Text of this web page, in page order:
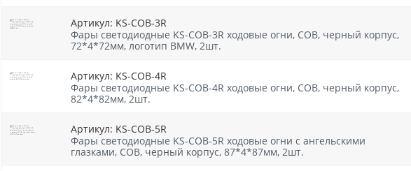
Артикул: KS-COB-3R
Фары светодиодные KS-COB-3R ходовые огни, СOB, черный корпус,
72*4*72мм, логотип BMW, 2шт.
Артикул: KS-COB-4R
Фары светодиодные KS-COB-4R ходовые огни, СOB, черный корпус,
82*4*82мм, 2шт.
Артикул: KS-COB-5R
Фары светодиодные KS-COB-5R ходовые огни с ангельскими
глазками, СOB, черный корпус, 87*4*87мм, 2шт.